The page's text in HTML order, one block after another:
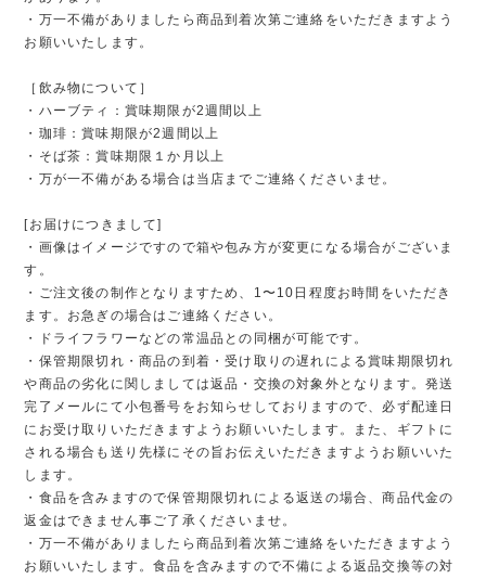
・万一不備がありましたら商品到着次第ご連絡をいただきますよう
お願いいたします。
［飲み物について］
・ハーブティ：賞味期限が2週間以上
・珈琲：賞味期限が2週間以上
・そば茶：賞味期限１か月以上
・万が一不備がある場合は当店までご連絡くださいませ。
[お届けにつきまして]
・画像はイメージですので箱や包み方が変更になる場合がございま
す。
・ご注文後の制作となりますため、1〜10日程度お時間をいただき
ます。お急ぎの場合はご連絡ください。
・ドライフラワーなどの常温品との同梱が可能です。
・保管期限切れ・商品の到着・受け取りの遅れによる賞味期限切れ
や商品の劣化に関しましては返品・交換の対象外となります。発送
完了メールにて小包番号をお知らせしておりますので、必ず配達日
にお受け取りいただきますようお願いいたします。また、ギフトに
される場合も送り先様にその旨お伝えいただきますようお願いいた
します。
・食品を含みますので保管期限切れによる返送の場合、商品代金の
返金はできません事ご了承くださいませ。
・万一不備がありましたら商品到着次第ご連絡をいただきますよう
お願いいたします。食品を含みますので不備による返品交換等の対